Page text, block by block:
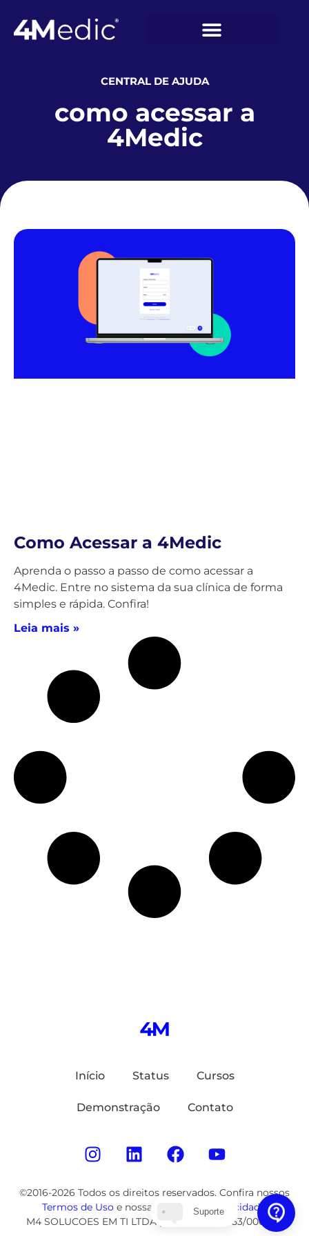
CENTRAL DE AJUDA
como acessar a
4Medic
Como Acessar a 4Medic
Aprenda o passo a passo de como acessar a
4Medic. Entre no sistema da sua clínica de forma
simples e rápida. Confira!
Leia mais »
Início Status Cursos
Demonstração Contato
©2016-2026 Todos os direitos reservados. Confira nossos
Termos de Usoe nossa Política de Privacidade
M4 SOLUCOES EM TI LTDA | CNPJ: 22.158.753/0001-62
Suporte